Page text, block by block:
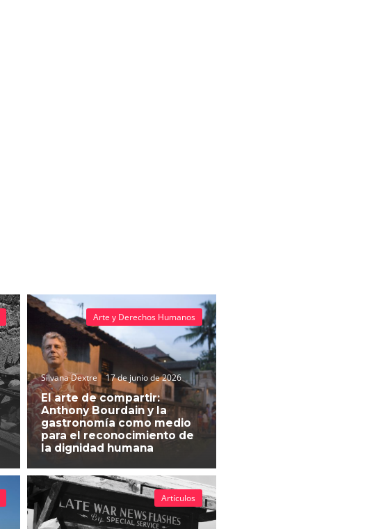
Silvana Dextre 17 de junio de 2026
El arte de compartir:
Anthony Bourdain y la
gastronomía como medio
para el reconocimiento de
la dignidad humana
Arte y Derechos Humanos
Artículos